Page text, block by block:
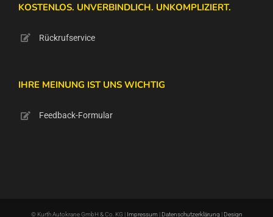
KOSTENLOS. UNVERBINDLICH. UNKOMPLIZIERT.
Rückrufservice
IHRE MEINUNG IST UNS WICHTIG
Feedback-Formular
© Kurth Autokrane GmbH & Co. KG | Impressum| Datenschutzerklärung | Design